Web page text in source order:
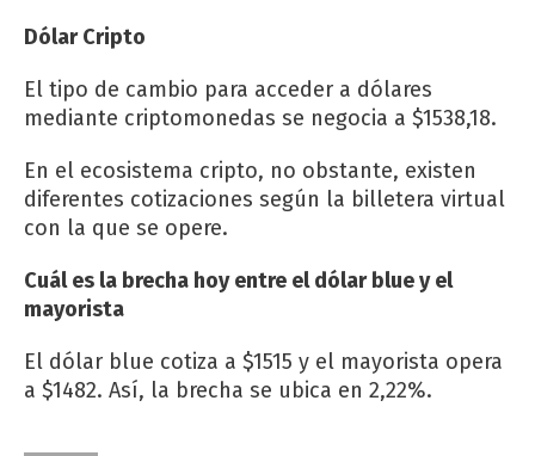
Dólar Cripto
El tipo de cambio para acceder a dólares
mediante criptomonedas se negocia a $1538,18.
En el ecosistema cripto, no obstante, existen
diferentes cotizaciones según la billetera virtual
con la que se opere.
Cuál es la brecha hoy entre el dólar blue y el
mayorista
El dólar blue cotiza a $1515 y el mayorista opera
a $1482. Así, la brecha se ubica en 2,22%.